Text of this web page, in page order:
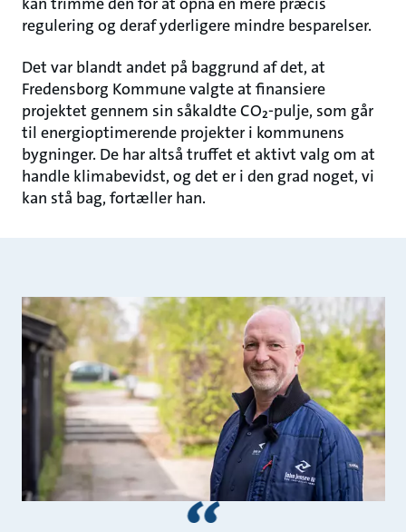
regulering og deraf yderligere mindre besparelser.
Det var blandt andet på baggrund af det, at
Fredensborg Kommune valgte at finansiere
projektet gennem sin såkaldte CO₂-pulje, som går
til energioptimerende projekter i kommunens
bygninger. De har altså truffet et aktivt valg om at
handle klimabevidst, og det er i den grad noget, vi
kan stå bag, fortæller han.